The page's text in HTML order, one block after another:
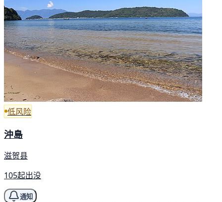
低风险
沖島
滋贺县
105起出没
通知